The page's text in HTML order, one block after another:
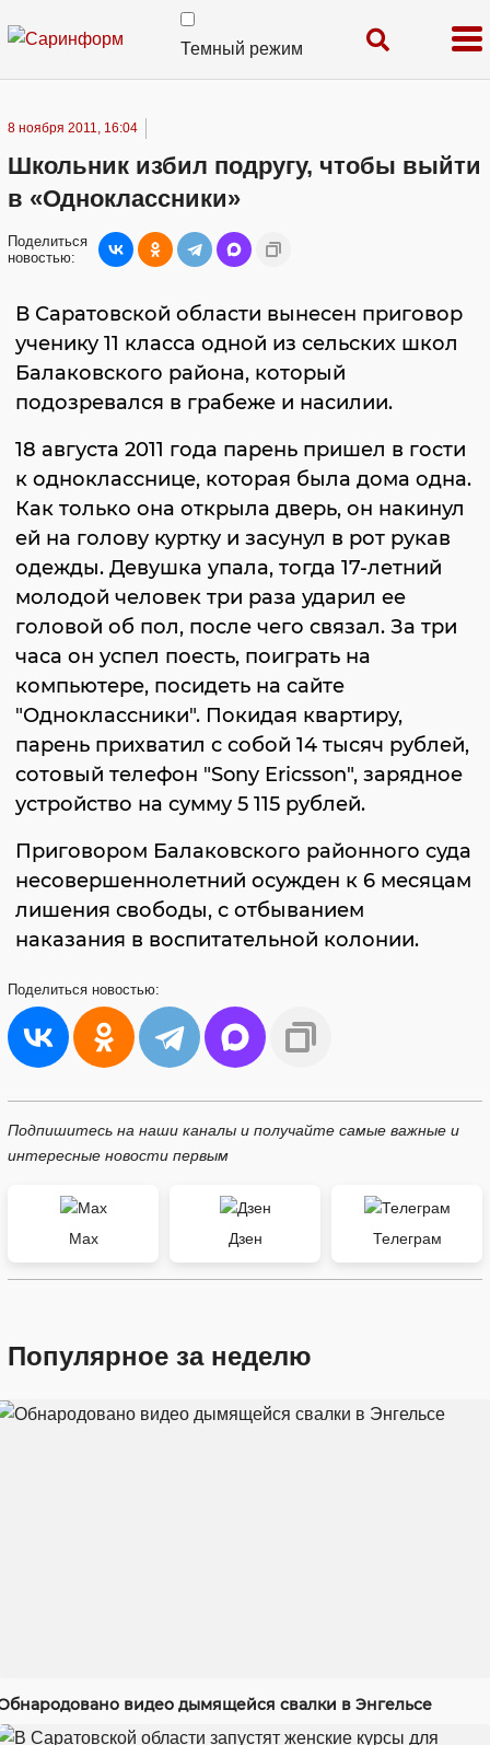
Темный режим
8 ноября 2011, 16:04
Школьник избил подругу, чтобы выйти
в «Одноклассники»
Поделиться
новостью:
В Саратовской области вынесен приговор
ученику 11 класса одной из сельских школ
Балаковского района, который
подозревался в грабеже и насилии.
18 августа 2011 года парень пришел в гости
к однокласснице, которая была дома одна.
Как только она открыла дверь, он накинул
ей на голову куртку и засунул в рот рукав
одежды. Девушка упала, тогда 17-летний
молодой человек три раза ударил ее
головой об пол, после чего связал. За три
часа он успел поесть, поиграть на
компьютере, посидеть на сайте
"Одноклассники". Покидая квартиру,
парень прихватил с собой 14 тысяч рублей,
сотовый телефон "Sony Ericsson", зарядное
устройство на сумму 5 115 рублей.
Приговором Балаковского районного суда
несовершеннолетний осужден к 6 месяцам
лишения свободы, с отбыванием
наказания в воспитательной колонии.
Поделиться новостью:
Подпишитесь на наши каналы и получайте самые важные и
интересные новости первым
Max Дзен Телеграм
Популярное за неделю
видео дымящейся свалки в Энгельсе